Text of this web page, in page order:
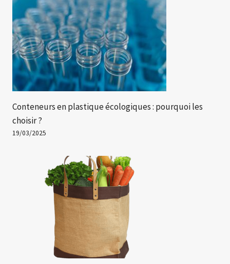
Conteneurs en plastique écologiques : pourquoi les
choisir ?
19/03/2025